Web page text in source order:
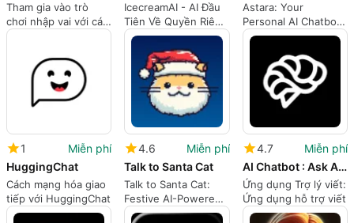
Tham gia vào trò
chơi nhập vai với các
nhân vật AI
IcecreamAI - AI Đầu
Tiên Về Quyền Riêng
Tư Cho iPhone
Astara: Your
Personal AI Chatbot
Companion
1
Miễn phí
HuggingChat
Cách mạng hóa giao
tiếp với HuggingChat
4.6
Miễn phí
Talk to Santa Cat
Talk to Santa Cat:
Festive AI-Powered
Conversations
4.7
Miễn phí
AI Chatbot : Ask AI Chat Bot
Ứng dụng Trợ lý viết:
Ứng dụng hỗ trợ viết